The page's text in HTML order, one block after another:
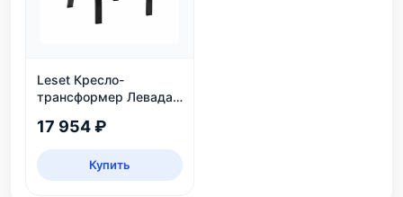
Leset Кресло-
трансформер Левада,
17 954 ₽
Купить